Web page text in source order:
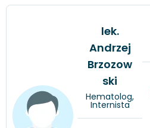
lek.
Andrzej
Brzozow
ski
Hematolog,
Internista